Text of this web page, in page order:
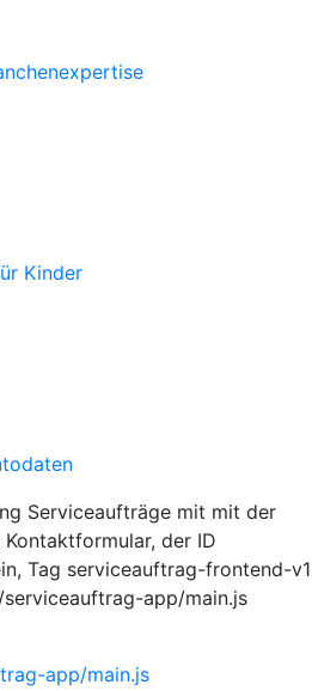
Kinder
Serviceaufträge mit mit der
der ID
Tag serviceauftrag-frontend-v1
app/main.js
app/main.js